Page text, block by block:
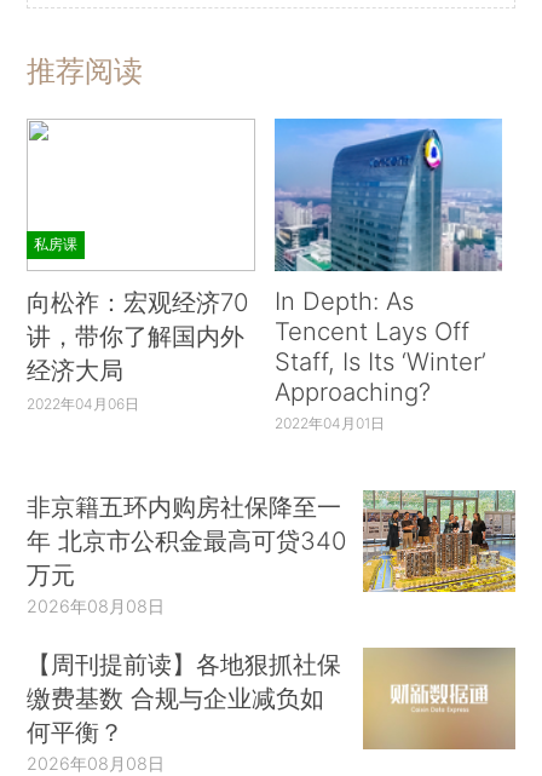
推荐阅读
私房课
向松祚：宏观经济70
讲，带你了解国内外
经济大局
2022年04月06日
In Depth: As
Tencent Lays Off
Staff, Is Its ‘Winter’
Approaching?
2022年04月01日
非京籍五环内购房社保降至一
年 北京市公积金最高可贷340
万元
2026年08月08日
【周刊提前读】各地狠抓社保
缴费基数 合规与企业减负如
何平衡？
2026年08月08日